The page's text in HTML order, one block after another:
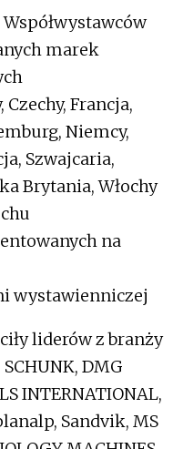
marek
Francja,
Niemcy,
Szwajcaria,
Brytania, Włochy
na
wystawienniczej
liderów z branży
DMG
INTERNATIONAL,
Sandvik, MS